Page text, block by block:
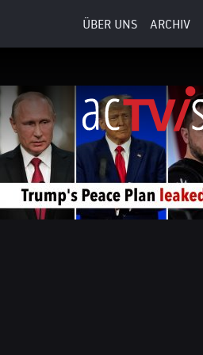
ÜBER UNS ARCHIV
28. Januar 2025